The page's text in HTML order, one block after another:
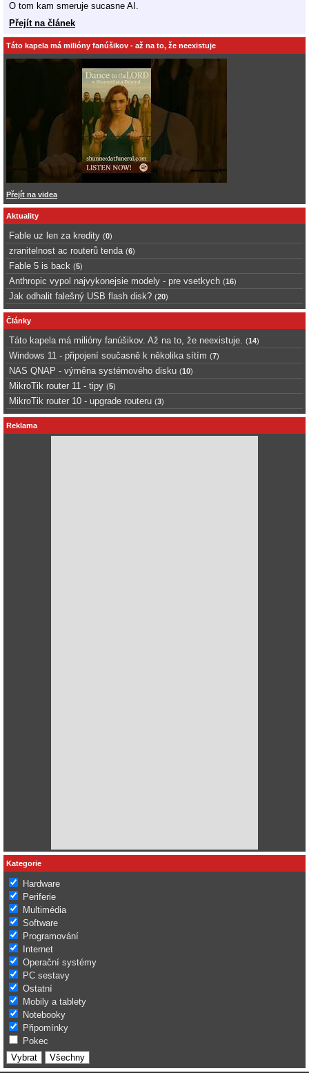
O tom kam smeruje sucasne AI.
Přejít na článek
Táto kapela má milióny fanúšikov - až na to, že neexistuje
Přejít na videa
Aktuality
Fable uz len za kredity (0)
zranitelnost ac routerů tenda (6)
Fable 5 is back (5)
Anthropic vypol najvykonejsie modely - pre vsetkych (16)
Jak odhalit falešný USB flash disk? (20)
Články
Táto kapela má milióny fanúšikov. Až na to, že neexistuje. (14)
Windows 11 - připojení současně k několika sítím (7)
NAS QNAP - výměna systémového disku (10)
MikroTik router 11 - tipy (5)
MikroTik router 10 - upgrade routeru (3)
Reklama
Kategorie
Hardware
Periferie
Multimédia
Software
Programování
Internet
Operační systémy
PC sestavy
Ostatní
Mobily a tablety
Notebooky
Připomínky
Pokec